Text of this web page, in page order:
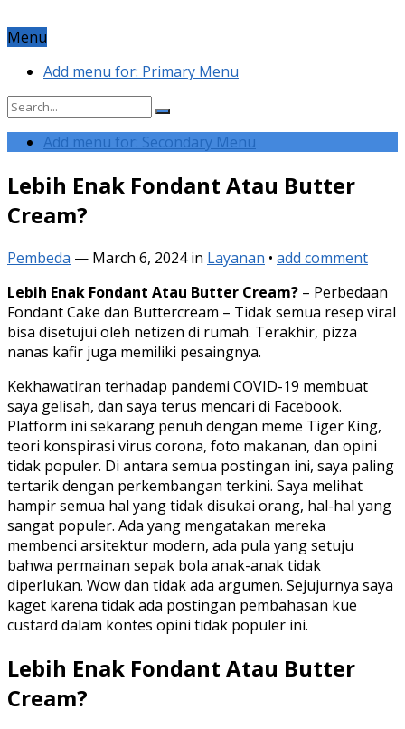
Menu
Add menu for: Primary Menu
Add menu for: Secondary Menu
Lebih Enak Fondant Atau Butter
Cream?
Pembeda — March 6, 2024 in Layanan • add comment
Lebih Enak Fondant Atau Butter Cream? – Perbedaan
Fondant Cake dan Buttercream – Tidak semua resep viral
bisa disetujui oleh netizen di rumah. Terakhir, pizza
nanas kafir juga memiliki pesaingnya.
Kekhawatiran terhadap pandemi COVID-19 membuat
saya gelisah, dan saya terus mencari di Facebook.
Platform ini sekarang penuh dengan meme Tiger King,
teori konspirasi virus corona, foto makanan, dan opini
tidak populer. Di antara semua postingan ini, saya paling
tertarik dengan perkembangan terkini. Saya melihat
hampir semua hal yang tidak disukai orang, hal-hal yang
sangat populer. Ada yang mengatakan mereka
membenci arsitektur modern, ada pula yang setuju
bahwa permainan sepak bola anak-anak tidak
diperlukan. Wow dan tidak ada argumen. Sejujurnya saya
kaget karena tidak ada postingan pembahasan kue
custard dalam kontes opini tidak populer ini.
Lebih Enak Fondant Atau Butter
Cream?